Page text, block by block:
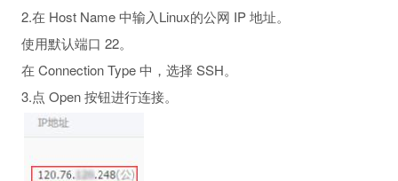
2.在 Host Name 中输入Linux的公网 IP 地址。
使用默认端口 22。
在 Connection Type 中，选择 SSH。
3.点 Open 按钮进行连接。